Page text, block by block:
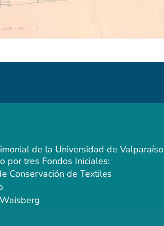
de la Universidad de Valparaíso
por tres Fondos Iniciales:
Conservación de Textiles